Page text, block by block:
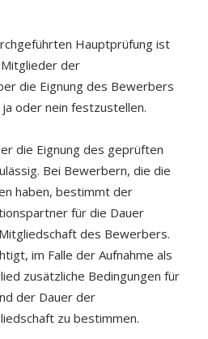
Hauptprüfung ist
der
die Eignung des Bewerbers
oder nein festzustellen.
die Eignung des geprüften
Bei Bewerbern, die die
haben, bestimmt der
für die Dauer
des Bewerbers.
im Falle der Aufnahme als
zusätzliche Bedingungen für
der Dauer der
zu bestimmen.